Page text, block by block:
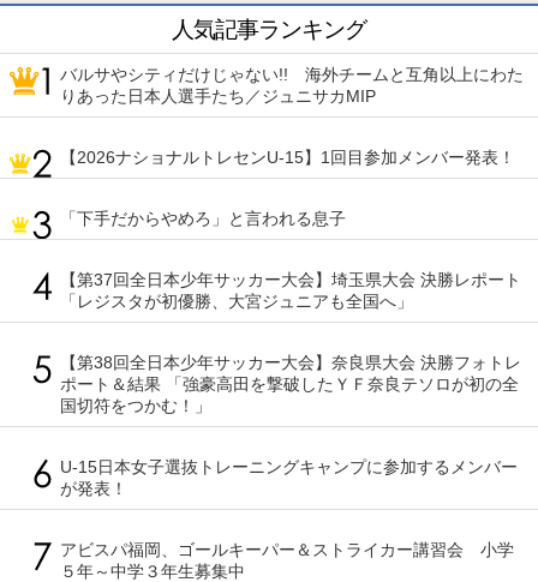
人気記事ランキング
バルサやシティだけじゃない!! 海外チームと互角以上にわた
りあった日本人選手たち／ジュニサカMIP
【2026ナショナルトレセンU-15】1回目参加メンバー発表！
「下手だからやめろ」と言われる息子
【第37回全日本少年サッカー大会】埼玉県大会 決勝レポート
「レジスタが初優勝、大宮ジュニアも全国へ」
【第38回全日本少年サッカー大会】奈良県大会 決勝フォトレ
ポート＆結果 「強豪高田を撃破したＹＦ奈良テソロが初の全
国切符をつかむ！」
U-15日本女子選抜トレーニングキャンプに参加するメンバー
が発表！
アビスパ福岡、ゴールキーパー＆ストライカー講習会 小学
５年～中学３年生募集中